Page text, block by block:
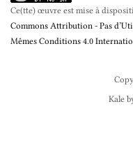
Ce(tte) œuvre est mise à
Commons Attribution - Pas
Mêmes Conditions 4.0
Kale